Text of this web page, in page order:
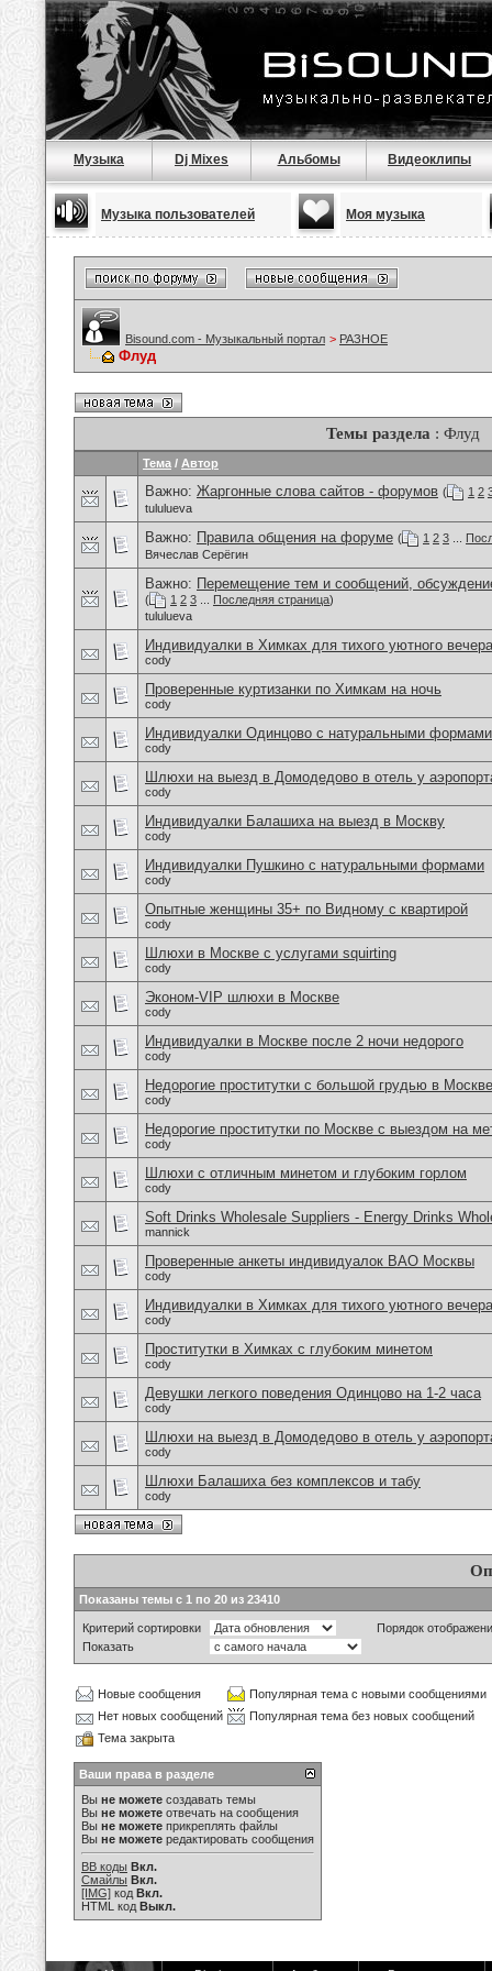
Музыка Dj Mixes Альбомы Видеоклипы
Музыка пользователей Моя музыка
Bisound.com - Музыкальный портал > РАЗНОЕ
Флуд
Темы раздела : Флуд
Тема / Автор
Важно: Жаргонные слова сайтов - форумов ( 1 2
tululueva
Важно: Правила общения на форуме ( 1 2 3
Вячеслав Серёгин
Важно: Перемещение тем и сообщений,
( 1 2 3 Последняя страница)
tululueva
Индивидуалки в Химках для тихого уютного вечера
cody
Проверенные куртизанки по Химкам на ночь
cody
Индивидуалки Одинцово с натуральными формами
cody
Шлюхи на выезд в Домодедово в отель у
cody
Индивидуалки Балашиха на выезд в Москву
cody
Индивидуалки Пушкино с натуральными формами
cody
Опытные женщины 35+ по Видному с квартирой
cody
Шлюхи в Москве с услугами squirting
cody
Эконом-VIP шлюхи в Москве
cody
Индивидуалки в Москве после 2 ночи недорого
cody
Недорогие проститутки с большой грудью в Москве
cody
Недорогие проститутки по Москве с выездом на
cody
Шлюхи с отличным минетом и глубоким горлом
cody
Soft Drinks Wholesale Suppliers - Energy Drinks
mannick
Проверенные анкеты индивидуалок ВАО Москвы
cody
Индивидуалки в Химках для тихого уютного вечера
cody
Проститутки в Химках с глубоким минетом
cody
Девушки легкого поведения Одинцово на 1-2 часа
cody
Шлюхи на выезд в Домодедово в отель у
cody
Шлюхи Балашиха без комплексов и табу
cody
Показаны темы с 1 по 20 из 23410
Критерий сортировки
Порядок
Показать
Новые сообщения
Популярная тема с новыми сообщениями
Нет новых сообщений
Популярная тема без новых сообщений
Тема закрыта
Ваши права в разделе
Вы не можете создавать темы
Вы не можете отвечать на сообщения
Вы не можете прикреплять файлы
Вы не можете редактировать сообщения
BB коды Вкл.
Смайлы Вкл.
[IMG] код Вкл.
HTML код Выкл.